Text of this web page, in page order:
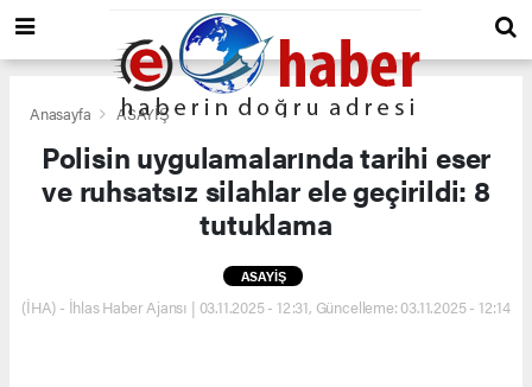
Anasayfa ASAYİŞ
Polisin uygulamalarında tarihi eser
ve ruhsatsız silahlar ele geçirildi: 8
tutuklama
ASAYİŞ
(İHA) - İhlas Haber Ajansı | 03.11.2025 - 12:31, Güncelleme: 03.11.2025 - 12:14